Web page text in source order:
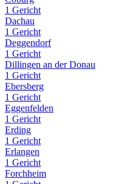
1 Gericht
Dachau
1 Gericht
Deggendorf
1 Gericht
Dillingen an der Donau
1 Gericht
Ebersberg
1 Gericht
Eggenfelden
1 Gericht
Erding
1 Gericht
Erlangen
1 Gericht
Forchheim